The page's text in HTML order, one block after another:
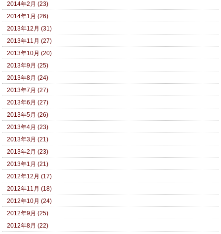
2014年2月 (23)
2014年1月 (26)
2013年12月 (31)
2013年11月 (27)
2013年10月 (20)
2013年9月 (25)
2013年8月 (24)
2013年7月 (27)
2013年6月 (27)
2013年5月 (26)
2013年4月 (23)
2013年3月 (21)
2013年2月 (23)
2013年1月 (21)
2012年12月 (17)
2012年11月 (18)
2012年10月 (24)
2012年9月 (25)
2012年8月 (22)